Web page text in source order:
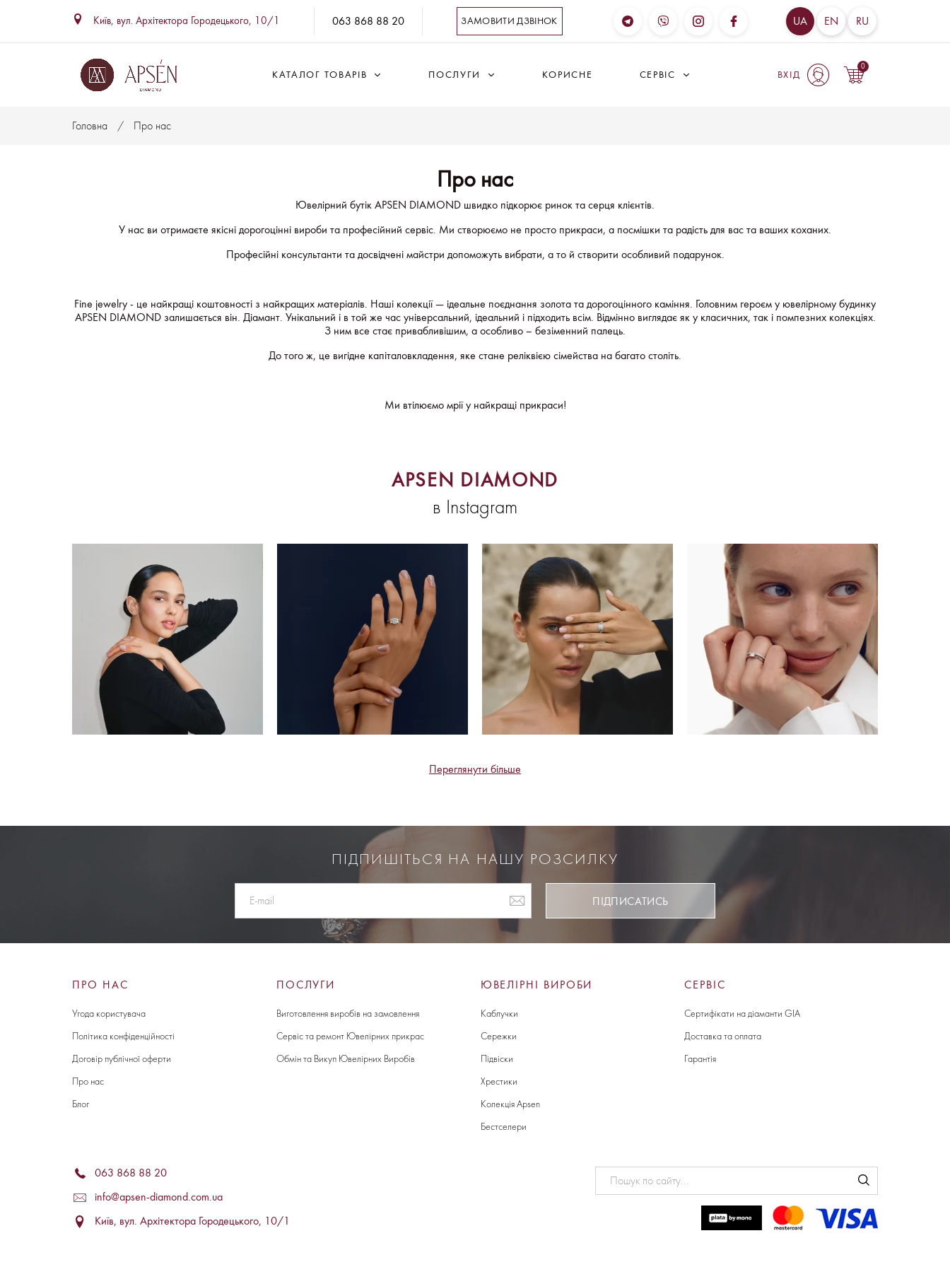
Київ, вул. Архітектора Городецького, 10/1 063 868 88 20 ЗАМОВИТИ ДЗВІНОК UA EN RU
КАТАЛОГ ТОВАРІВ ПОСЛУГИ КОРИСНЕ СЕРВІС ВХІД
0
Головна Про нас
Про нас
Ювелірний бутік APSEN DIAMOND швидко підкорює ринок та серця клієнтів.
У нас ви отримаєте якісні дорогоцінні вироби та професійний сервіс. Ми створюємо не просто прикраси, а посмішки та радість для вас та ваших коханих.
Професійні консультанти та досвідчені майстри допоможуть вибрати, а то й створити особливий подарунок.
Fine jewelry - це найкращі коштовності з найкращих матеріалів. Наші колекції — ідеальне поєднання золота та дорогоцінного каміння. Головним героєм у ювелірному будинку
APSEN DIAMOND залишається він. Діамант. Унікальний і в той же час універсальний, ідеальний і підходить всім. Відмінно виглядає як у класичних, так і помпезних колекціях.
З ним все стає привабливішим, а особливо – безіменний палець.
До того ж, це вигідне капіталовкладення, яке стане реліквією сімейства на багато століть.
Ми втілюємо мрії у найкращі прикраси!
APSEN DIAMOND
в Instagram
Переглянути більше
ПІДПИШІТЬСЯ НА НАШУ РОЗСИЛКУ
ПІДПИСАТИСЬ
ПРО НАС
Угода користувача
Політика конфіденційності
Договір публічної оферти
Про нас
Блог
ПОСЛУГИ
Виготовлення виробів на замовлення
Сервіс та ремонт Ювелірних прикрас
Обмін та Викуп Ювелірних Виробів
ЮВЕЛІРНІ ВИРОБИ
Каблучки
Сережки
Підвіски
Хрестики
Колекція Apsen
Бестселери
СЕРВІС
Сертифікати на діаманти GIA
Доставка та оплата
Гарантія
063 868 88 20
info@apsen-diamond.com.ua
Київ, вул. Архітектора Городецького, 10/1